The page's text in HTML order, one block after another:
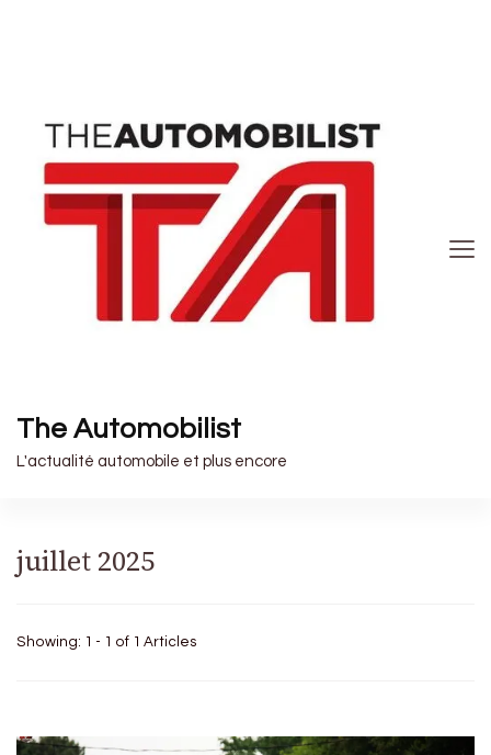
The Automobilist
L'actualité automobile et plus encore
juillet 2025
Showing: 1 - 1 of 1 Articles